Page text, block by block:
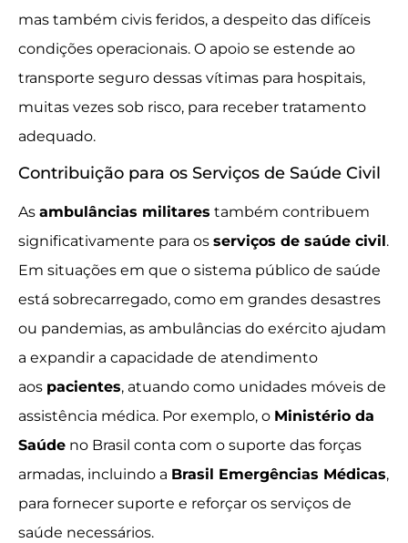
mas também civis feridos, a despeito das difíceis
condições operacionais. O apoio se estende ao
transporte seguro dessas vítimas para hospitais,
muitas vezes sob risco, para receber tratamento
adequado.
Contribuição para os Serviços de Saúde Civil
As ambulâncias militares também contribuem
significativamente para os serviços de saúde civil.
Em situações em que o sistema público de saúde
está sobrecarregado, como em grandes desastres
ou pandemias, as ambulâncias do exército ajudam
a expandir a capacidade de atendimento
aos pacientes, atuando como unidades móveis de
assistência médica. Por exemplo, o Ministério da
Saúde no Brasil conta com o suporte das forças
armadas, incluindo a Brasil Emergências Médicas,
para fornecer suporte e reforçar os serviços de
saúde necessários.